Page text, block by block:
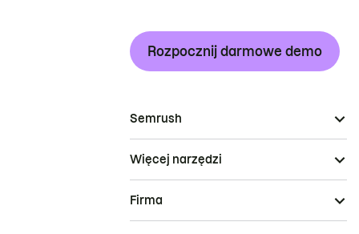
Rozpocznij darmowe demo
Semrush
Więcej narzędzi
Firma